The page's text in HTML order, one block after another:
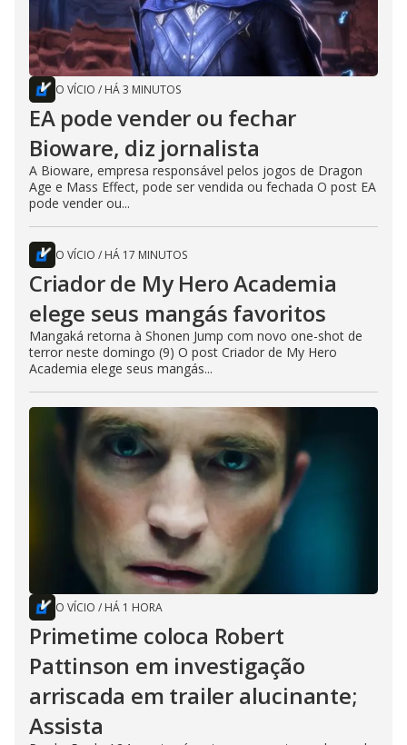
O VÍCIO / HÁ 3 MINUTOS
EA pode vender ou fechar
Bioware, diz jornalista
A Bioware, empresa responsável pelos jogos de Dragon
Age e Mass Effect, pode ser vendida ou fechada O post EA
pode vender ou...
O VÍCIO / HÁ 17 MINUTOS
Criador de My Hero Academia
elege seus mangás favoritos
Mangaká retorna à Shonen Jump com novo one-shot de
terror neste domingo (9) O post Criador de My Hero
Academia elege seus mangás...
O VÍCIO / HÁ 1 HORA
Primetime coloca Robert
Pattinson em investigação
arriscada em trailer alucinante;
Assista